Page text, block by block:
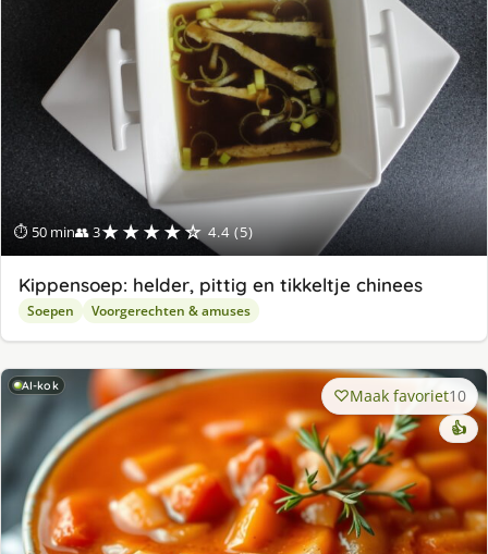
⏱ 50 min👥 3★★★★☆ 4.4 (5)
Kippensoep: helder, pittig en tikkeltje chinees
Soepen Voorgerechten & amuses
AI-kok Maak favoriet10
👍